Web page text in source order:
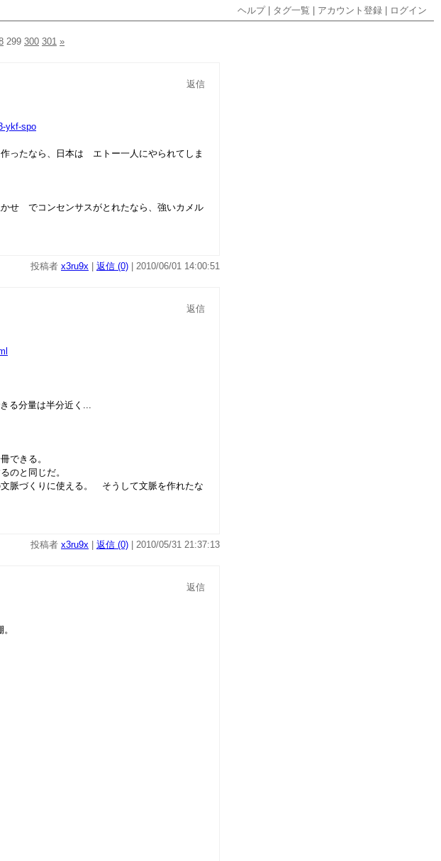
ヘルプ| タグ一覧 アカウント登録 ログイン
299 300 301 »
返信
ykf-spo
たなら、日本は エトー一人にやられてしま
せ でコンセンサスがとれたなら、強いカメル
投稿者 x3ru9x 返信 (0) | 2010/06/01 14:00:51
返信
る分量は半分近く...
できる。
のと同じだ。
脈づくりに使える。 そうして文脈を作れたな
投稿者 x3ru9x 返信 (0) | 2010/05/31 21:37:13
返信